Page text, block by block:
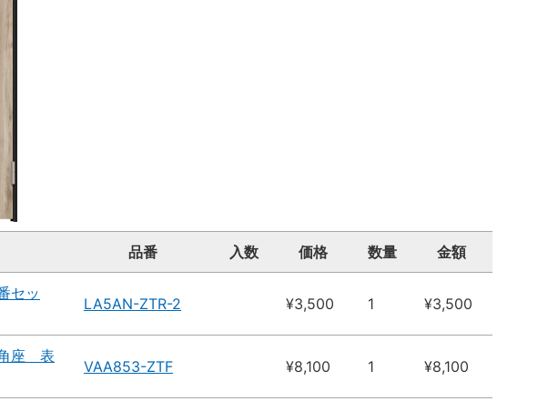
品番 入数 価格 数量 金額
セッ
LA5AN-ZTR-2 ¥3,500 1 ¥3,500
座 表
VAA853-ZTF ¥8,100 1 ¥8,100